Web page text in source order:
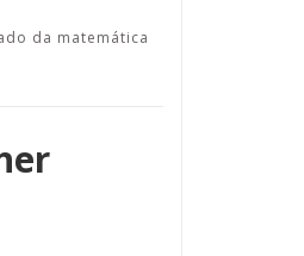
da matemática